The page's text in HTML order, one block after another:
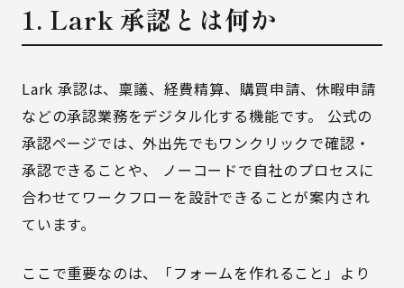
1. Lark 承認とは何か
Lark 承認は、稟議、経費精算、購買申請、休暇申請
などの承認業務をデジタル化する機能です。 公式の
承認ページでは、外出先でもワンクリックで確認・
承認できることや、 ノーコードで自社のプロセスに
合わせてワークフローを設計できることが案内され
ています。
ここで重要なのは、「フォームを作れること」より